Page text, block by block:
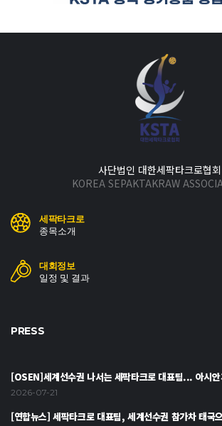
사단법인 대한세팍타크로협회
KOREA SEPAKTAKRAW
세팍타크로
종목소개
대회정보
일정 및 결과
PRESS
[OSEN]세계선수권 나서는 세팍타크로 대표팀... 아시
2026-07-21
[연합뉴스] 세팍타크로 대표팀, 세계선수권 참가차 태